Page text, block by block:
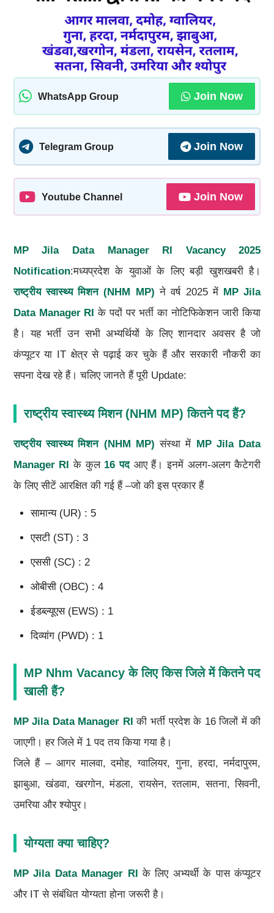
WhatsApp Group Join Now
Telegram Group Join Now
Youtube Channel Join Now
MP Jila Data Manager RI Vacancy 2025
Notification:मध्यप्रदेश के युवाओं के लिए बड़ी खुशखबरी है।
राष्ट्रीय स्वास्थ्य मिशन (NHM MP) ने वर्ष 2025 में MP Jila
Data Manager RI के पदों पर भर्ती का नोटिफिकेशन जारी किया
है। यह भर्ती उन सभी अभ्यर्थियों के लिए शानदार अवसर है जो
कंप्यूटर या IT क्षेत्र से पढ़ाई कर चुके हैं और सरकारी नौकरी का
सपना देख रहे हैं। चलिए जानते हैं पूरी Update:
राष्ट्रीय स्वास्थ्य मिशन (NHM MP) कितने पद हैं?
राष्ट्रीय स्वास्थ्य मिशन (NHM MP) संस्था में MP Jila Data
Manager RI के कुल 16 पदआए हैं। इनमें अलग-अलग कैटेगरी
के लिए सीटें आरक्षित की गई हैं –जो की इस प्रकार हैं
सामान्य (UR) : 5
एसटी (ST) : 3
एससी (SC) : 2
ओबीसी (OBC) : 4
ईडब्ल्यूएस (EWS) : 1
दिव्यांग (PWD) : 1
MP Nhm Vacancy के लिए किस जिले में कितने पद
खाली हैं?
MP Jila Data Manager RI की भर्ती प्रदेश के 16 जिलों में की
जाएगी। हर जिले में 1 पद तय किया गया है।
जिले हैं – आगर मालवा, दमोह, ग्वालियर, गुना, हरदा, नर्मदापुरम,
झाबुआ, खंडवा, खरगोन, मंडला, रायसेन, रतलाम, सतना, सिवनी,
उमरिया और श्योपुर।
योग्यता क्या चाहिए?
MP Jila Data Manager RI के लिए अभ्यर्थी के पास कंप्यूटर
और IT से संबंधित योग्यता होना जरूरी है।